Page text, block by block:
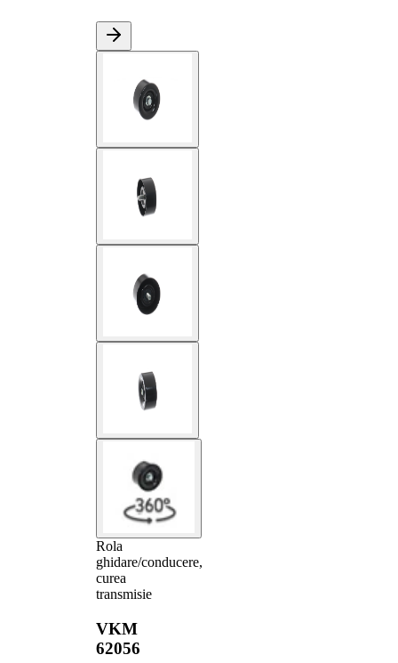
Rola
ghidare/conducere,
curea
transmisie
VKM
62056